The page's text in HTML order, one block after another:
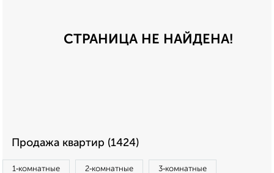
СТРАНИЦА НЕ НАЙДЕНА!
Продажа квартир (1424)
1‑комнатные 2‑комнатные 3‑комнатные